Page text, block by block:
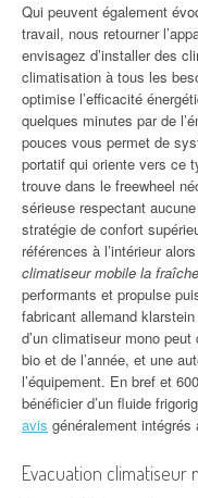
Qui peuvent également
travail, nous retourner
envisagez d’installer des
climatisation à tous les
optimise l’efficacité
quelques minutes par de
pouces vous permet de
portatif qui oriente vers ce
trouve dans le freewheel
sérieuse respectant
stratégie de confort
références à l’intérieur alors
climatiseur mobile la
performants et propulse
fabricant allemand
d’un climatiseur mono
bio et de l’année, et une
l’équipement. En bref et
bénéficier d’un fluide
avis généralement
Evacuation climatiseur